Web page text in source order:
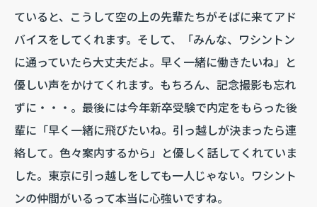
ていると、こうして空の上の先輩たちがそばに来てアド
バイスをしてくれます。そして、「みんな、ワシントン
に通っていたら大丈夫だよ。早く一緒に働きたいね」と
優しい声をかけてくれます。もちろん、記念撮影も忘れ
ずに・・・。最後には今年新卒受験で内定をもらった後
輩に「早く一緒に飛びたいね。引っ越しが決まったら連
絡して。色々案内するから」と優しく話してくれていま
した。東京に引っ越しをしても一人じゃない。ワシント
ンの仲間がいるって本当に心強いですね。